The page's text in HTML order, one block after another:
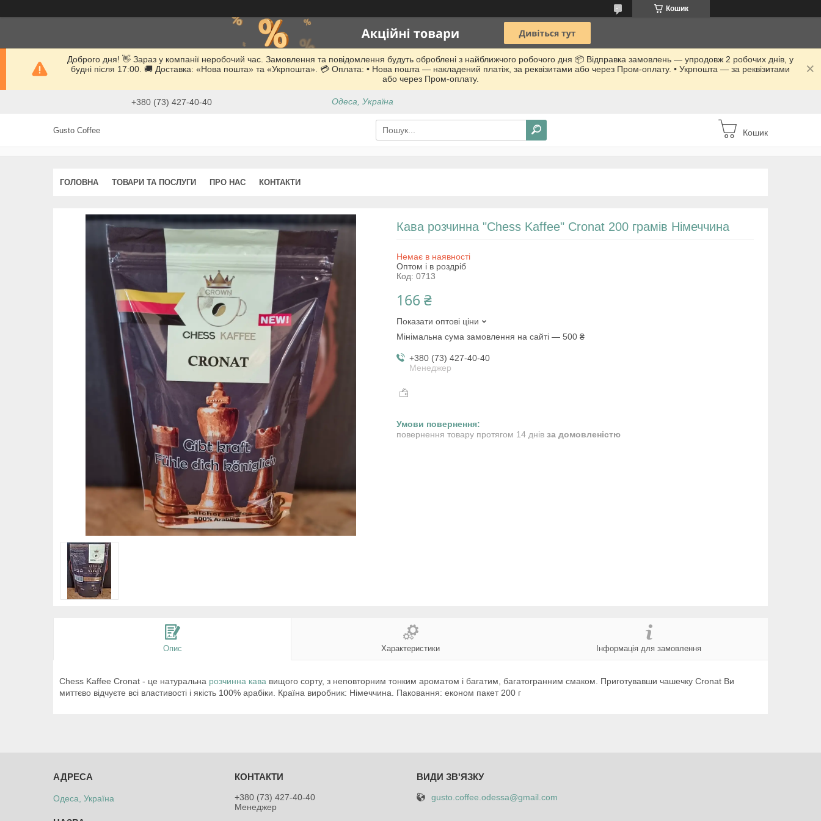
Кошик
Доброго дня! 👋 Зараз у компанії неробочий час. Замовлення та повідомлення будуть оброблені з найближчого робочого дня 📦 Відправка замовлень — упродовж 2 робочих днів, у
будні після 17:00. 🚚 Доставка: «Нова пошта» та «Укрпошта». 💳 Оплата: • Нова пошта — накладений платіж, за реквізитами або через Пром-оплату. • Укрпошта — за реквізитами
або через Пром-оплату.
+380 (73) 427-40-40 Одеса, Україна
Gusto Coffee Кошик
ГОЛОВНА ТОВАРИ ТА ПОСЛУГИ ПРО НАС КОНТАКТИ
Кава розчинна "Chess Kaffee" Cronat 200 грамів Німеччина
Немає в наявності
Оптом і в роздріб
Код: 0713
166 ₴
Показати оптові ціни
Мінімальна сума замовлення на сайті — 500 ₴
+380 (73) 427-40-40
Менеджер
повернення товару протягом 14 днів за домовленістю
Опис Характеристики Інформація для замовлення
Chess Kaffee Cronat - це натуральна розчинна кава вищого сорту, з неповторним тонким ароматом і багатим, багатогранним смаком. Приготувавши чашечку Cronat Ви
миттєво відчуєте всі властивості і якість 100% арабіки. Країна виробник: Німеччина. Паковання: економ пакет 200 г
Одеса, Україна
+380 (73) 427-40-40
Менеджер
gusto.coffee.odessa@gmail.com